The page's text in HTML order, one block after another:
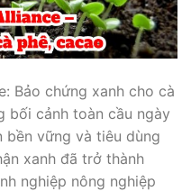
Bảo chứng xanh cho cà
bối cảnh toàn cầu ngày
bền vững và tiêu dùng
xanh đã trở thành
nghiệp nông nghiệp